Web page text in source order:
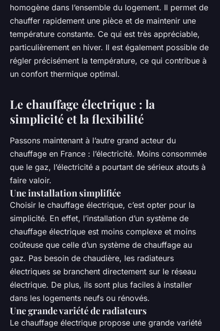
homogène dans l’ensemble du logement. Il permet de
chauffer rapidement une pièce et de maintenir une
température constante. Ce qui est très appréciable,
particulièrement en hiver. Il est également possible de
régler précisément la température, ce qui contribue à
un confort thermique optimal.
Le chauffage électrique : la
simplicité et la flexibilité
Passons maintenant à l’autre grand acteur du
chauffage en France : l’électricité. Moins consommée
que le gaz, l’électricité a pourtant de sérieux atouts à
faire valoir.
Une installation simplifiée
Choisir le chauffage électrique, c’est opter pour la
simplicité. En effet, l’installation d’un système de
chauffage électrique est moins complexe et moins
coûteuse que celle d’un système de chauffage au
gaz. Pas besoin de chaudière, les radiateurs
électriques se branchent directement sur le réseau
électrique. De plus, ils sont plus faciles à installer
dans les logements neufs ou rénovés.
Une grande variété de radiateurs
Le chauffage électrique propose une grande variété